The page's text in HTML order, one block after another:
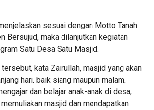
sesuai dengan Motto Tanah
Bersujud, maka dilanjutkan kegiatan
Satu Desa Satu Masjid.
tersebut, kata Zairullah, masjid yang akan
hari, baik siang maupun malam,
dan belajar anak-anak di desa,
masjid dan mendapatkan